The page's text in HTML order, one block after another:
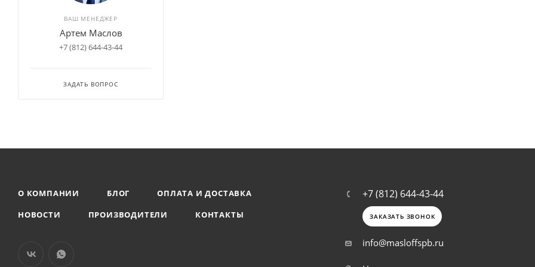
DRC (
Duraturn (1)
Dynamo (12)
Golden crown (
)
GoodYear ( 2)
Greentrac (
ВАШ МЕНЕДЖЕР
Артем Маслов
+7 (812) 644-43-44
ЗАДАТЬ ВОПРОС
О КОМПАНИИ БЛОГ
ОПЛАТА И ДОСТАВКА
НОВОСТИ
ПРОИЗВОДИТЕЛИ КОНТАКТЫ
+7 (812) 644-43-44
ЗАКАЗАТЬ ЗВОНОК
info@masloffspb.ru